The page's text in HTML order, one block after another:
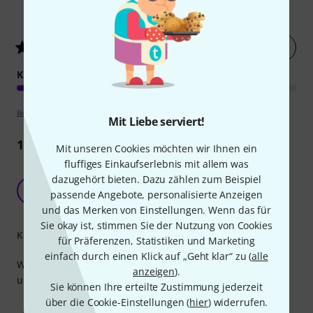
Mit Liebe serviert!
Mit unseren Cookies möchten wir Ihnen ein
fluffiges Einkaufserlebnis mit allem was
dazugehört bieten. Dazu zählen zum Beispiel
passende Angebote, personalisierte Anzeigen
und das Merken von Einstellungen. Wenn das für
Sie okay ist, stimmen Sie der Nutzung von Cookies
für Präferenzen, Statistiken und Marketing
einfach durch einen Klick auf „Geht klar“ zu (alle
anzeigen).
Sie können Ihre erteilte Zustimmung jederzeit
über die Cookie-Einstellungen (hier) widerrufen.
Kundenbewertungen
KOMPETENZ
Bewertungsrichtlinien
1 Rezension
Gutes Buch für den Musikunterricht in der
Grundschule
HRS1968 09.09.2025
Werde es für meinen Musikunterricht verwenden. Ist gut
und inspirierend geschrieben.
Kompetenz